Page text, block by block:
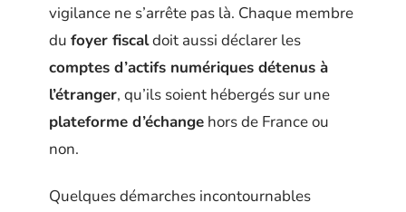
vigilance ne s’arrête pas là. Chaque membre
du foyer fiscaldoit aussi déclarer les
comptes d’actifs numériques détenus à
l’étranger, qu’ils soient hébergés sur une
plateforme d’échange hors de France ou
non.
Quelques démarches incontournables